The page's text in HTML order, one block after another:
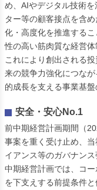
め、AIやデジタル技術
ター等の顧客接点を含
化・高度化を推進する
性の高い筋肉質な経営体
これにより創出される
来の競争力強化につな
的成長を支える事業基盤
安全・安心No.1
前中期経営計画期間（
事案を重く受け止め、
イアンス等のガバナン
中期経営計画では、コ
を下支えする前提条件